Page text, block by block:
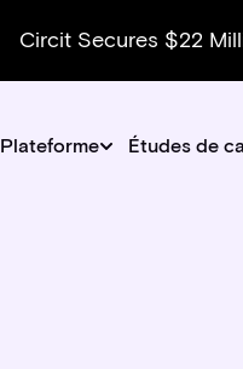
Circit Secures $22
Plateforme Études de